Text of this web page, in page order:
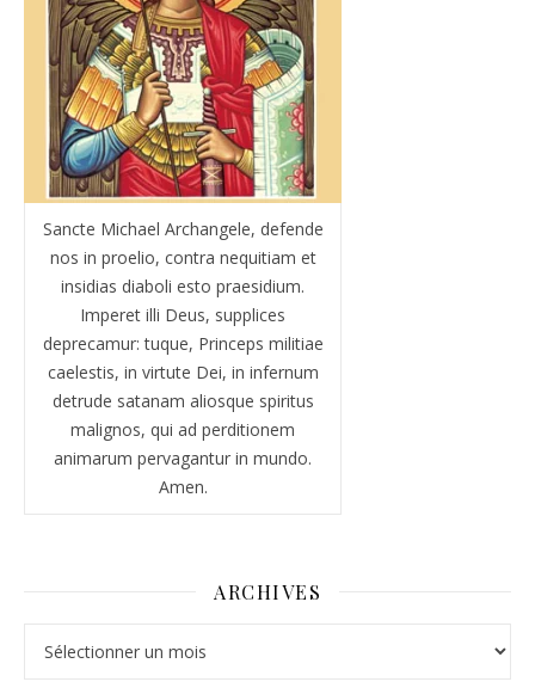
Sancte Michael Archangele, defende
nos in proelio, contra nequitiam et
insidias diaboli esto praesidium.
Imperet illi Deus, supplices
deprecamur: tuque, Princeps militiae
caelestis, in virtute Dei, in infernum
detrude satanam aliosque spiritus
malignos, qui ad perditionem
animarum pervagantur in mundo.
Amen.
ARCHIVES